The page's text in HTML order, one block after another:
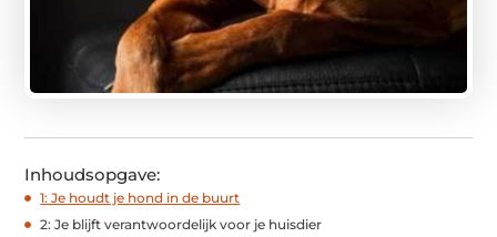
Inhoudsopgave:
1: Je houdt je hond in de buurt
2: Je blijft verantwoordelijk voor je huisdier